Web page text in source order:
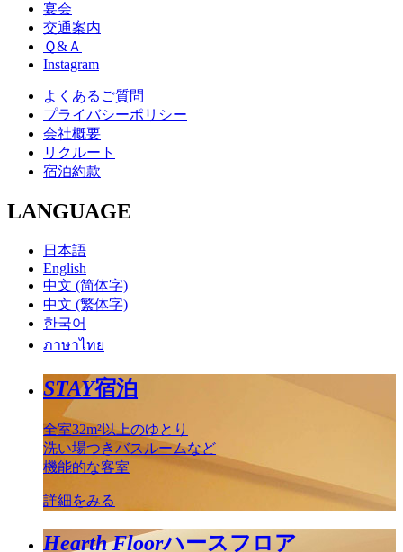
宴会
交通案内
Ｑ&Ａ
Instagram
よくあるご質問
プライバシーポリシー
会社概要
リクルート
宿泊約款
LANGUAGE
日本語
English
中文 (简体字)
中文 (繁体字)
한국어
ภาษาไทย
STAY宿泊
全室32m²以上のゆとり
洗い場つきバスルームなど
機能的な客室
詳細をみる
Hearth Floorハースフロア